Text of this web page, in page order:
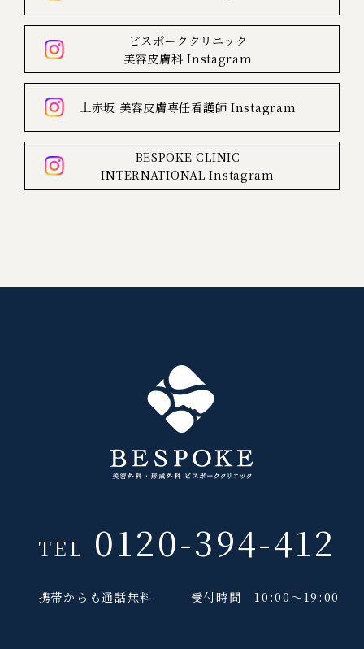
ビスポーククリニック
美容皮膚科 Instagram
上赤坂 美容皮膚専任看護師 Instagram
BESPOKE CLINIC
INTERNATIONAL Instagram
TEL 0120-394-412
携帯からも通話無料 受付時間 10:00～19:00